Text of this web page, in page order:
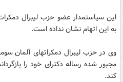
این سیاستمدار عضو حزب لیبرال
به این اتهام نشان نداده است.
وی در حزب لیبرال دمكراتهای آلمان
مجبور شده رساله دكترای خود را
كند.